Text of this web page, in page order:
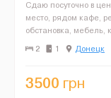
Сдаю посуточно в
место, рядом кафе,
обстановка, мебель,
спутниковое
2 1 Донецк
3500 грн